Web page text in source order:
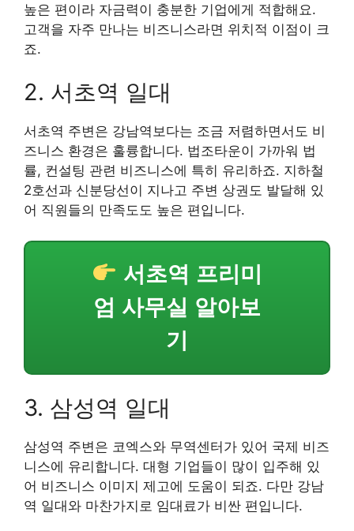
높은 편이라 자금력이 충분한 기업에게 적합해요.
고객을 자주 만나는 비즈니스라면 위치적 이점이 크
죠.
2. 서초역 일대
서초역 주변은 강남역보다는 조금 저렴하면서도 비
즈니스 환경은 훌륭합니다. 법조타운이 가까워 법
률, 컨설팅 관련 비즈니스에 특히 유리하죠. 지하철
2호선과 신분당선이 지나고 주변 상권도 발달해 있
어 직원들의 만족도도 높은 편입니다.
서초역 프리미
엄 사무실 알아보
기
3. 삼성역 일대
삼성역 주변은 코엑스와 무역센터가 있어 국제 비즈
니스에 유리합니다. 대형 기업들이 많이 입주해 있
어 비즈니스 이미지 제고에 도움이 되죠. 다만 강남
역 일대와 마찬가지로 임대료가 비싼 편입니다.